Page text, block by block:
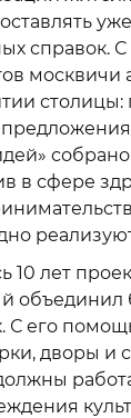
справок.
москвичи
в сфере
10 лет
объединил
С его
дворы и